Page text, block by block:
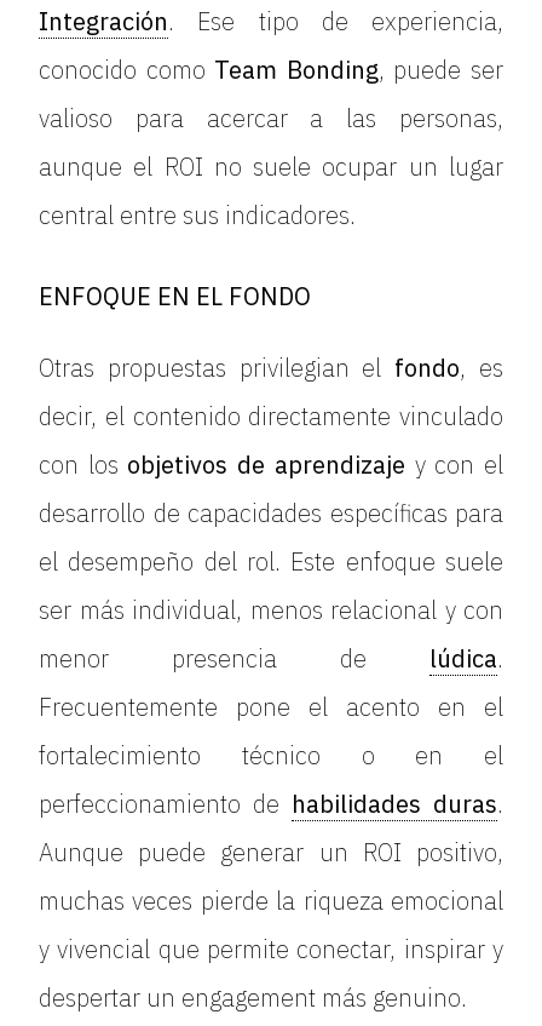
Integración. Ese tipo de experiencia,
conocido como Team Bonding, puede ser
valioso para acercar a las personas,
aunque el ROI no suele ocupar un lugar
central entre sus indicadores.
ENFOQUE EN EL FONDO
Otras propuestas privilegian el fondo, es
decir, el contenido directamente vinculado
con los objetivos de aprendizaje y con el
desarrollo de capacidades específicas para
el desempeño del rol. Este enfoque suele
ser más individual, menos relacional y con
menor presencia de lúdica.
Frecuentemente pone el acento en el
fortalecimiento técnico o en el
perfeccionamiento de habilidades duras.
Aunque puede generar un ROI positivo,
muchas veces pierde la riqueza emocional
y vivencial que permite conectar, inspirar y
despertar un engagement más genuino.